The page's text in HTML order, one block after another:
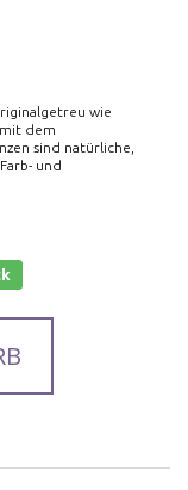
wie
dem
sind natürliche,
und